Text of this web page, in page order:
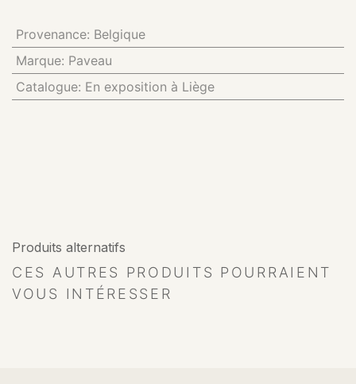
Provenance: Belgique
Marque: Paveau
Catalogue: En exposition à Liège
Produits alternatifs
CES AUTRES PRODUITS POURRAIENT
VOUS INTÉRESSER